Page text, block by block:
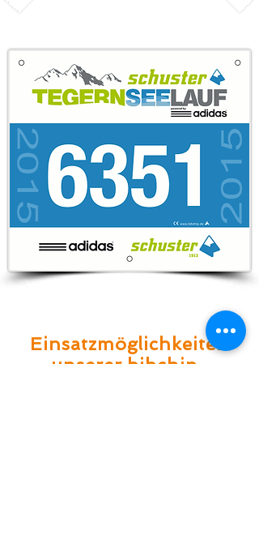
Einsatzmöglichkeiten
unserer bibchip-